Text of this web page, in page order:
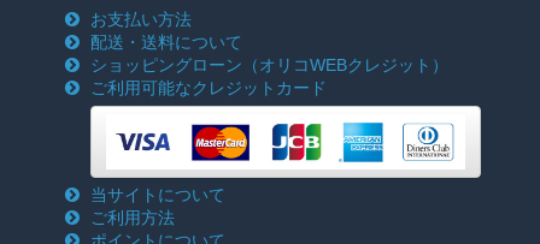
お支払い方法
配送・送料について
ショッピングローン （オリコWEBクレジット）
ご利用可能なクレジットカード
当サイトについて
ご利用方法